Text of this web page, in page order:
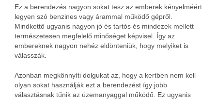
Ez a berendezés nagyon sokat tesz az emberek kényelméért
legyen szó benzines vagy árammal működő gépről.
Mindkettő ugyanis nagyon jó és tartós és mindezek mellett
természetesen megfelelő minőséget képvisel. Így az
embereknek nagyon nehéz eldönteniük, hogy melyiket is
válasszák.
Azonban megkönnyíti dolgukat az, hogy a kertben nem kell
olyan sokat használják ezt a berendezést így jobb
választásnak tűnik az üzemanyaggal működő. Ez ugyanis